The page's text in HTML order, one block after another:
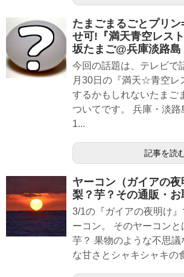
たまごまるごとプリ
せ可!『満天青空レス
坂たまご@兵庫淡路島
今回の話題は、テレビで
月30日の『満天☆青空レ
するかもしれないたまご
ついてです。 兵庫・淡路
1...
記事を読
ヤーコン（ガイアの
梨？芋？その通販・お
3/1の『ガイアの夜明け
ーコン。 そのヤーコンと
芋？ 果物のような不思
な甘さとシャキシャキの